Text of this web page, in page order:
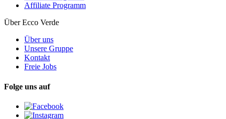
Affiliate Programm
Über Ecco Verde
Über uns
Unsere Gruppe
Kontakt
Freie Jobs
Folge uns auf